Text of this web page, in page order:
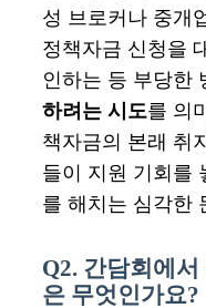
성 브로커나 중개
정책자금 신청을
인하는 등 부당한
하려는 시도를 의
책자금의 본래 취
들이 지원 기회를
를 해치는 심각한
Q2. 간담회에
은 무엇인가요?